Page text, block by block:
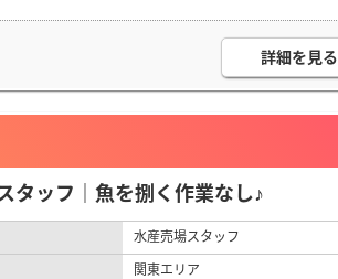
詳細を見る
タッフ｜魚を捌く作業なし♪
水産売場スタッフ
関東エリア